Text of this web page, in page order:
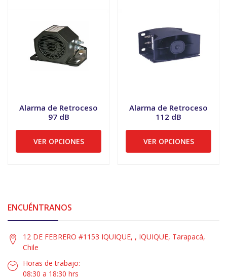
Alarma de Retroceso
97 dB
VER OPCIONES
Alarma de Retroceso
112 dB
VER OPCIONES
ENCUÉNTRANOS
12 DE FEBRERO #1153 IQUIQUE, , IQUIQUE, Tarapacá,
Chile
Horas de trabajo:
08:30 a 18:30 hrs